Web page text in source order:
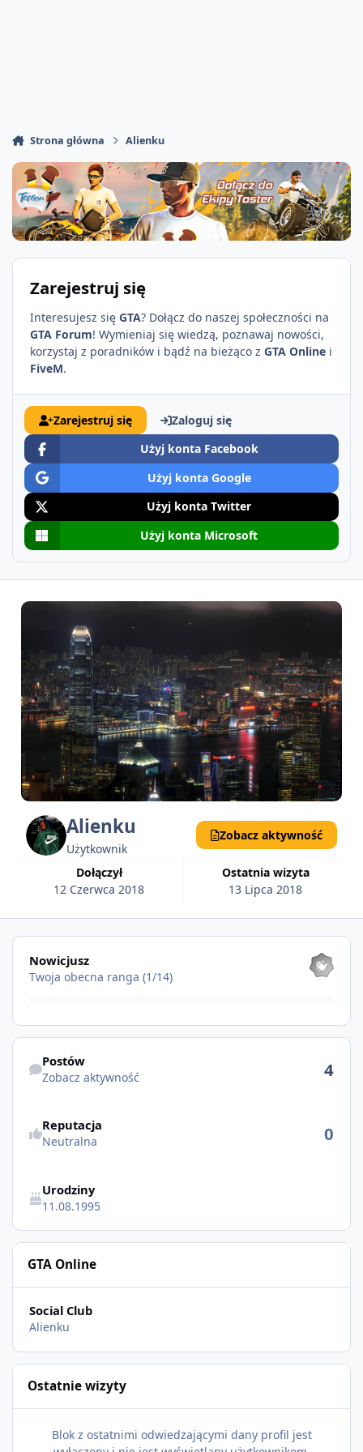
Strona główna Alienku
Zarejestruj się
Interesujesz się GTA? Dołącz do naszej społeczności na
GTA Forum! Wymieniaj się wiedzą, poznawaj nowości,
korzystaj z poradników i bądź na bieżąco z GTA Online i
FiveM.
Zarejestruj się
Zaloguj się
Użyj konta Facebook
Użyj konta Google
Użyj konta Twitter
Użyj konta Microsoft
Alienku
Użytkownik
Dołączył
12 Czerwca 2018
Ostatnia wizyta
13 Lipca 2018
Zobacz aktywność
Pokaż wszystkie
Nowicjusz
Twoja obecna ranga (1/14)
Zobacz aktywność
Postów
Zobacz aktywność 4
Reputacja
Neutralna 0
Urodziny
11.08.1995
GTA Online
Social Club
Alienku
Ostatnie wizyty
Blok z ostatnimi odwiedzającymi dany profil jest